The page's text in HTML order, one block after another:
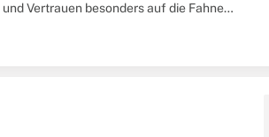
Vertrauen besonders auf die Fahne